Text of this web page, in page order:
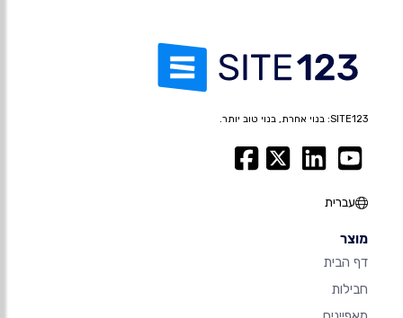
SITE123: בנוי אחרת, בנוי טוב יותר.
עברית
מוצר
דף הבית
חבילות